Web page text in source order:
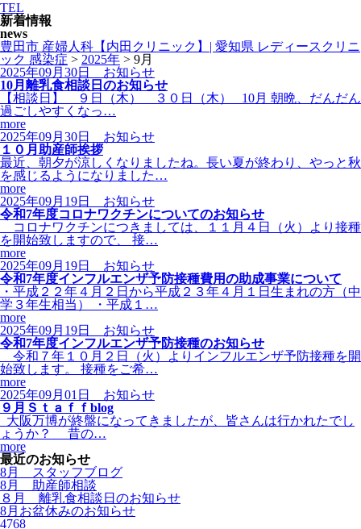
TEL
新着情報
news
豊田市 産婦人科【内田クリニック】| 愛知県 レディースクリニ
ック 感染症 > 2025年 > 9月
2025年09月30日 お知らせ
10月離乳食相談日のお知らせ
【相談日】 ９日（木） ３０日（木） 10月 朝晩、だんだん
過ごしやすくなっ…
more
2025年09月30日 お知らせ
１０月助産師挨拶
最近、朝夕が涼しくなりましたね。長い夏が終わり、やっと秋
を感じるようになりました…
more
2025年09月19日 お知らせ
令和7年度コロナワクチンについてのお知らせ
コロナワクチンにつきましては、１１月４日（火）より接種
を開始致しますので、 接…
more
2025年09月19日 お知らせ
令和7年度インフルエンザ予防接種費用の助成事業について
・平成２２年４月２日から平成２３年４月１日生まれの方（中
学３年生相当） ・平成１…
more
2025年09月19日 お知らせ
令和7年度インフルエンザ予防接種のお知らせ
令和７年１０月２日（火）よりインフルエンザ予防接種を開
始致します。 接種をご希…
more
2025年09月01日 お知らせ
９月Ｓｔａｆｆblog
大阪万博が終盤になってきましたが、皆さんは行かれたでし
ょうか？ 昔の…
more
最近のお知らせ
8月 スタッフブログ
8月 助産師相談
８月 離乳食相談日のお知らせ
8月お盆休みのお知らせ
4768